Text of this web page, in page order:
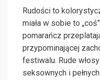
Rudości to
miała w sobie to
pomarańcz
przypominającej
festiwalu. Rude
seksownych i